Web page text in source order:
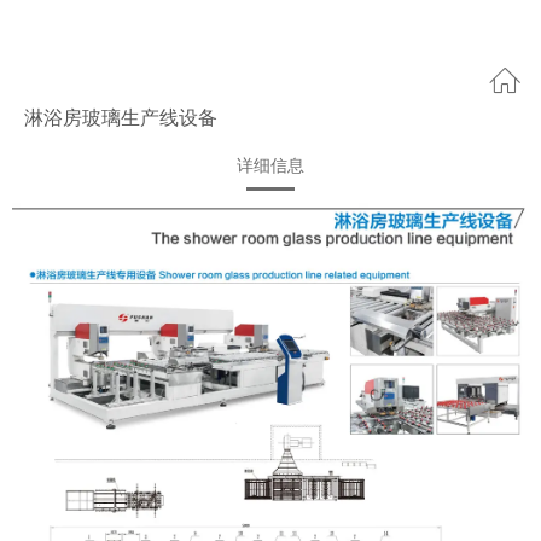
淋浴房玻璃生产线设备
详细信息